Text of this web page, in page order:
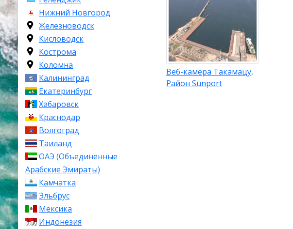
Нижний Новгород
Железноводск
Кисловодск
Кострома
Коломна
Калининград
Екатеринбург
Хабаровск
Краснодар
Волгоград
Таиланд
ОАЭ (Объединенные
Арабские Эмираты)
Камчатка
Эльбрус
Мексика
Индонезия
Веб-камера Такамацу,
Район Sunport